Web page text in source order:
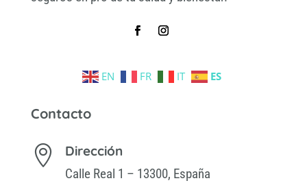
EN FR IT ES
Contacto
 Dirección
Calle Real 1 – 13300, España